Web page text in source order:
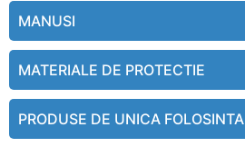
MANUSI
MATERIALE DE PROTECTIE
PRODUSE DE UNICA FOLOSINTA